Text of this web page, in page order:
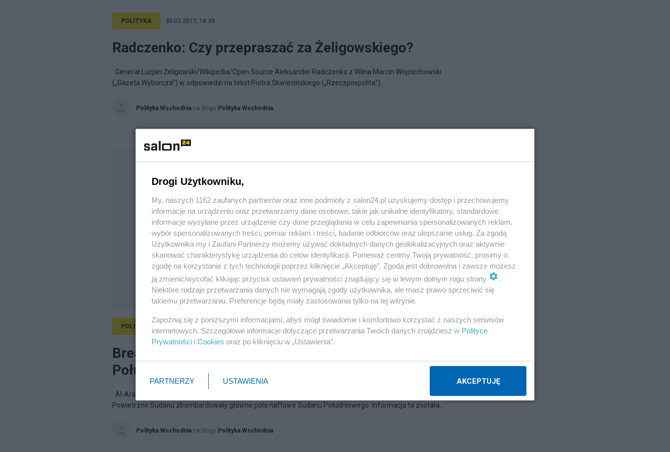
POLITYKA 30.03.2012, 16:39
Radczenko: Czy przepraszać za Żeligowskiego?
Generał Lucjan Żeligowski/Wikipedia/Open Source Aleksander Radczenko z Wilna Marcin Wojciechowski
(„Gazeta Wyborcza”) w odpowiedzi na tekst Piotra Skwiecińskiego („Rzeczpospolita”)...
Polityka Wschodnia na blogu Polityka Wschodnia
POLITYKA 27.03.2012, 11:58
Breaking! Sudan bombarduje pola naftowe S.
Południowego
Al-Arabiya (na twitterze) i Sudan Tribune podały dziś, 27 marca, powołując się na agencję Reuters, że Siły
Powietrzne Sudanu zbombardowały główne pola naftowe Sudanu Południowego. Informacja ta została...
Polityka Wschodnia na blogu Polityka Wschodnia
Drogi Użytkowniku,
My, naszych 1162 zaufanych partnerów oraz inne podmioty z salon24.pl uzyskujemy dostęp i przechowujemy
informacje na urządzeniu oraz przetwarzamy dane osobowe, takie jak unikalne identyfikatory, standardowe
informacje wysyłane przez urządzenie czy dane przeglądania w celu zapewniania spersonalizowanych reklam,
wybór spersonalizowanych treści, pomiar reklam i treści, badanie odbiorców oraz ulepszanie usług. Za zgodą
Użytkownika my i Zaufani Partnerzy możemy używać dokładnych danych geolokalizacyjnych oraz aktywnie
skanować charakterystykę urządzenia do celów identyfikacji. Ponieważ cenimy Twoją prywatność, prosimy o
zgodę na korzystanie z tych technologii poprzez kliknięcie „Akceptuję”. Zgoda jest dobrowolna i zawsze możesz
ją zmienić/wycofać klikając przycisk ustawień prywatności znajdujący się w lewym dolnym rogu strony
Niektóre rodzaje przetwarzania danych nie wymagają zgody użytkownika, ale masz prawo sprzeciwić się
takiemu przetwarzaniu. Preferencje będą miały zastosowania tylko na tej witrynie.
Zapoznaj się z poniższymi informacjami, abyś mógł świadomie i komfortowo korzystać z naszych serwisów
internetowych. Szczegółowe informacje dotyczące przetwarzania Twoich danych znajdziesz w Polityce
Prywatności i Cookies oraz po kliknięciu w „Ustawienia”.
PARTNERZY USTAWIENIA AKCEPTUJĘ